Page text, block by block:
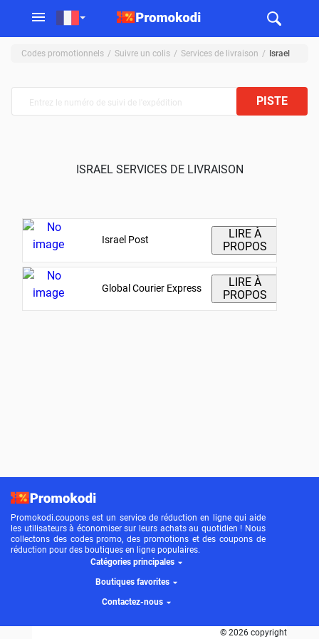
Codes promotionnels Suivre un colis Services de livraison Israel
PISTE
ISRAEL SERVICES DE LIVRAISON
Israel Post
LIRE À
PROPOS
Global Courier Express
LIRE À
PROPOS
Promokodi.coupons est un service de réduction en ligne qui aide
les utilisateurs à économiser sur leurs achats au quotidien ! Nous
collectons des codes promo, des promotions et des coupons de
réduction pour des boutiques en ligne populaires.
Catégories principales
Boutiques favorites
Contactez-nous
© 2026 copyright